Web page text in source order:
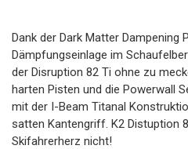
Dank der Dark Matter Dampening
Dämpfungseinlage im
der Disruption 82 Ti ohne zu
harten Pisten und die Powerwall
mit der I-Beam Titanal
satten Kantengriff. K2 Distuption
Skifahrerherz nicht!